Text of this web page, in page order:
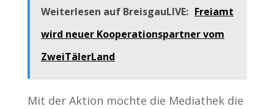
Weiterlesen auf BreisgauLIVE: Freiamt
wird neuer Kooperationspartner vom
ZweiTälerLand
Mit der Aktion möchte die Mediathek die